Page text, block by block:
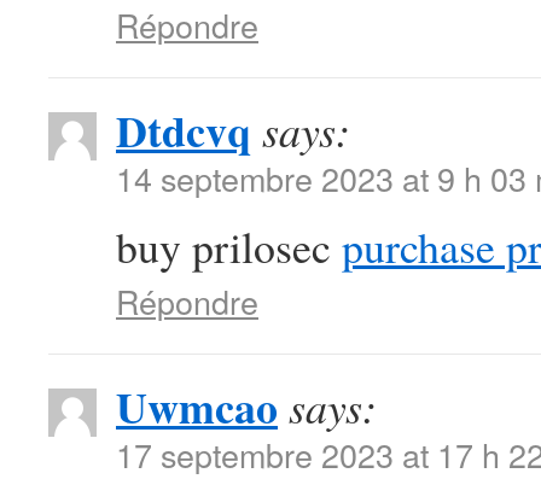
Répondre
Dtdcvq says:
14 septembre 2023 at 9 h 03
buy prilosec purchase
Répondre
Uwmcao says:
17 septembre 2023 at 17 h